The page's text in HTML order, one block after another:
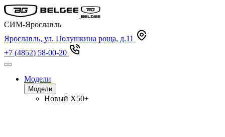
СИМ-Ярославль
Ярославль, ул. Полушкина роща, д.11
+7 (4852) 58-00-20
Модели
Модели
Новый X50+